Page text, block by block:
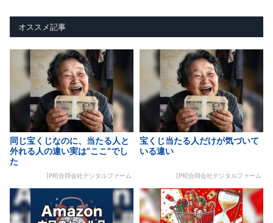
オススメ記事
同じ宝くじなのに、当たる人と
外れる人の違い実は“ここ”でし
た
[PR]合同会社デジタルファーム
宝くじ当たる人だけが気づいて
いる違い
[PR]合同会社デジタルファーム